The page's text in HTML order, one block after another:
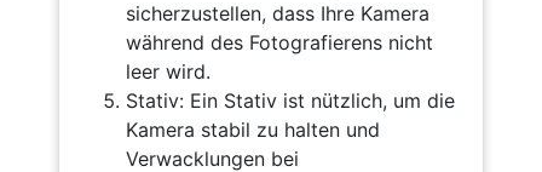
sicherzustellen, dass Ihre Kamera
während des Fotografierens nicht
leer wird.
Stativ: Ein Stativ ist nützlich, um die
Kamera stabil zu halten und
Verwacklungen bei